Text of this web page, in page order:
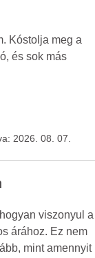
Kóstolja meg a
és sok más
2026. 08. 07.
viszonyul a
árához. Ez nem
mint amennyit